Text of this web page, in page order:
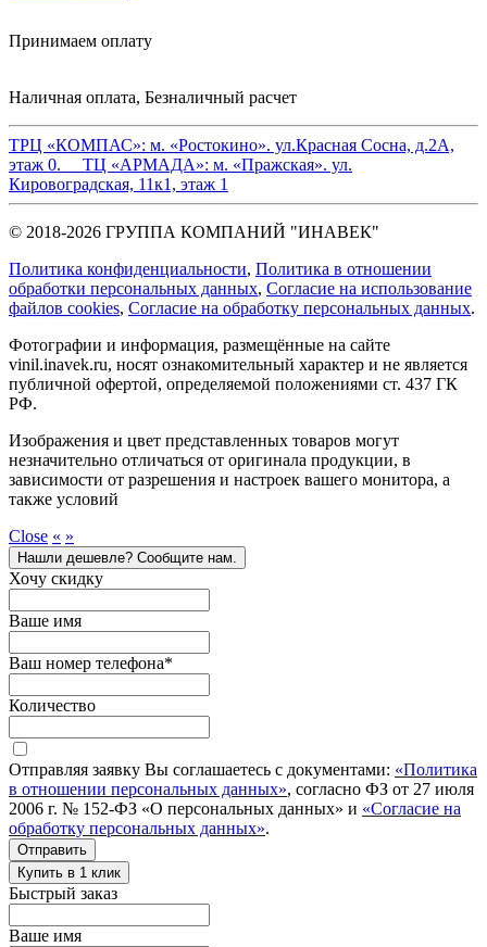
Принимаем оплату
Наличная оплата, Безналичный расчет
ТРЦ «КОМПАС»: м. «Ростокино». ул.Красная Сосна, д.2А,
этаж 0. ТЦ «АРМАДА»: м. «Пражская». ул.
Кировоградская, 11к1, этаж 1
© 2018-2026 ГРУППА КОМПАНИЙ "ИНАВЕК"
Политика конфиденциальности, Политика в отношении
обработки персональных данных, Cогласие на использование
файлов cookies, Согласие на обработку персональных данных.
Фотографии и информация, размещённые на сайте
vinil.inavek.ru, носят ознакомительный характер и не является
публичной офертой, определяемой положениями ст. 437 ГК
РФ.
Изображения и цвет представленных товаров могут
незначительно отличаться от оригинала продукции, в
зависимости от разрешения и настроек вашего монитора, а
также условий
Close « »
Нашли дешевле? Сообщите нам.
Хочу скидку
Ваше имя
Ваш номер телефона*
Количество
Отправляя заявку Вы соглашаетесь с документами: «Политика
в отношении персональных данных», согласно ФЗ от 27 июля
2006 г. № 152-ФЗ «О персональных данных» и «Согласие на
обработку персональных данных».
Отправить
Купить в 1 клик
Быстрый заказ
Ваше имя